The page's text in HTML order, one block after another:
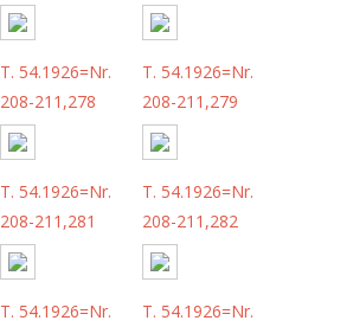
T. 54.1926=Nr.
208-211,278
T. 54.1926=Nr.
208-211,279
T. 54.1926=Nr.
208-211,281
T. 54.1926=Nr.
208-211,282
T. 54.1926=Nr.
T. 54.1926=Nr.